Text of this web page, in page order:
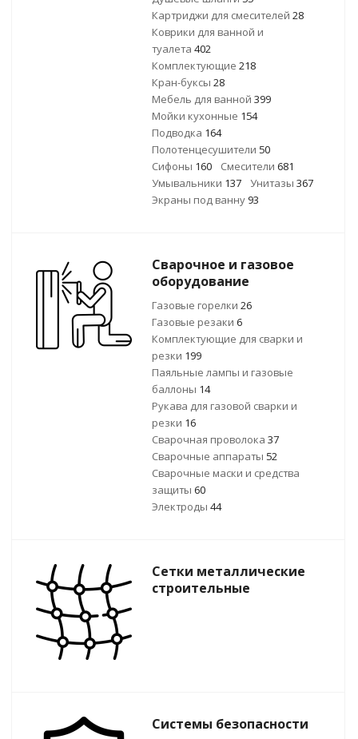
Картриджи для смесителей 28
Коврики для ванной и
туалета 402
Комплектующие 218
Кран-буксы 28
Мебель для ванной 399
Мойки кухонные 154
Подводка 164
Полотенцесушители 50
Сифоны 160 Смесители 681
Умывальники 137 Унитазы 367
Экраны под ванну 93
Сварочное и газовое
оборудование
Газовые горелки 26
Газовые резаки 6
Комплектующие для сварки и
резки 199
Паяльные лампы и газовые
баллоны 14
Рукава для газовой сварки и
резки 16
Сварочная проволока 37
Сварочные аппараты 52
Сварочные маски и средства
защиты 60
Электроды 44
Сетки металлические
строительные
Системы безопасности